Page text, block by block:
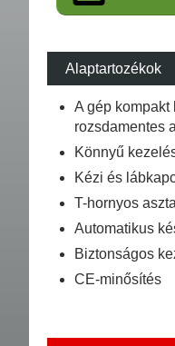
Alaptartozékok
A gép
rozsdamentes
Könnyű
Kézi és
T-hornyos asztal
Automatikus
Biztonságos
CE-minősítés